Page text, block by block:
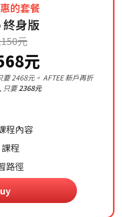
的套餐
終身版
元
元
要 2468元。 AFTEE 新戶再折
只要2368元
程內容
程
路徑